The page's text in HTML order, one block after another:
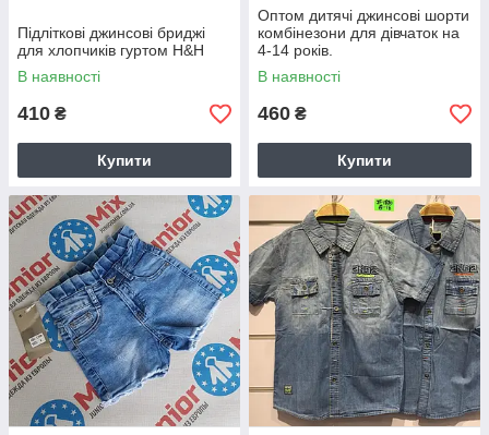
Підліткові джинсові бриджі
для хлопчиків гуртом Н&Н
В наявності
410 ₴
Купити
Оптом дитячі джинсові шорти
комбінезони для дівчаток на
4-14 років.
В наявності
460 ₴
Купити